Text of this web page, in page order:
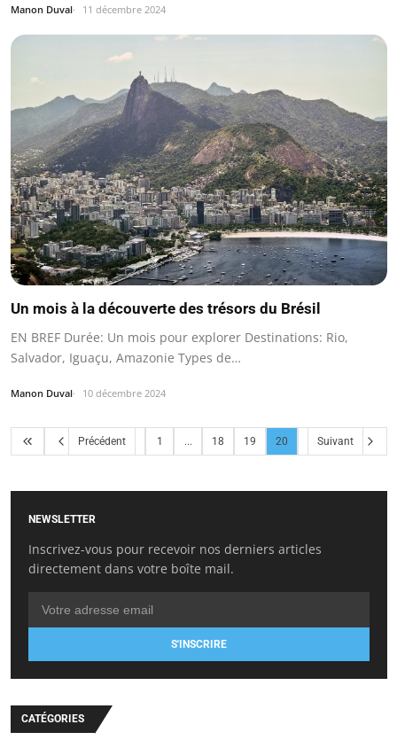
Manon Duval 11 décembre 2024
Un mois à la découverte des trésors du Brésil
EN BREF Durée: Un mois pour explorer Destinations: Rio,
Salvador, Iguaçu, Amazonie Types de…
Manon Duval 10 décembre 2024
Précédent 1 ... 18 19 20 Suivant
NEWSLETTER
Inscrivez-vous pour recevoir nos derniers articles
directement dans votre boîte mail.
S'INSCRIRE
CATÉGORIES